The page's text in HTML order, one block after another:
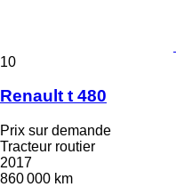
10
Renault t 480
Prix sur demande
Tracteur routier
2017
860 000 km